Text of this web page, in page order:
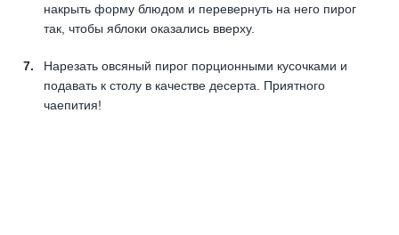
накрыть форму блюдом и перевернуть на него пирог
так, чтобы яблоки оказались вверху.
Нарезать овсяный пирог порционными кусочками и
подавать к столу в качестве десерта. Приятного
чаепития!